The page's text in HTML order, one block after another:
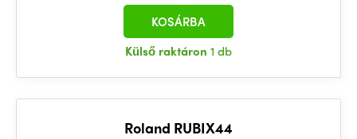
Külső raktáron 1 db
KOSÁRBA
Roland RUBIX44